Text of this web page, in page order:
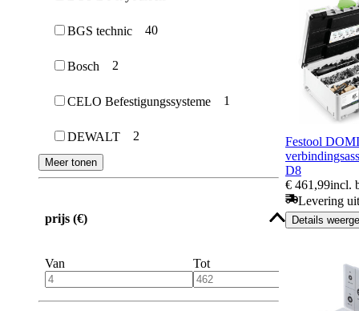
BGS technic 40
Bosch 2
CELO Befestigungssysteme 1
DEWALT 2
Meer tonen
prijs (€)
Van Tot
Festool
D8
€ 461,99incl.
Levering
Details